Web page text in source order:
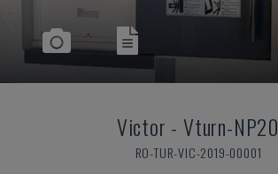
Victor -Vturn-NP20
RO-TUR-VIC-2019-00001